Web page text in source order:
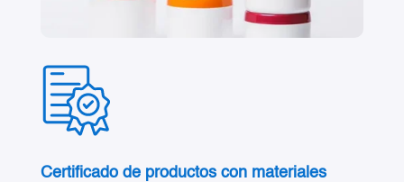
Certificado de productos con materiales